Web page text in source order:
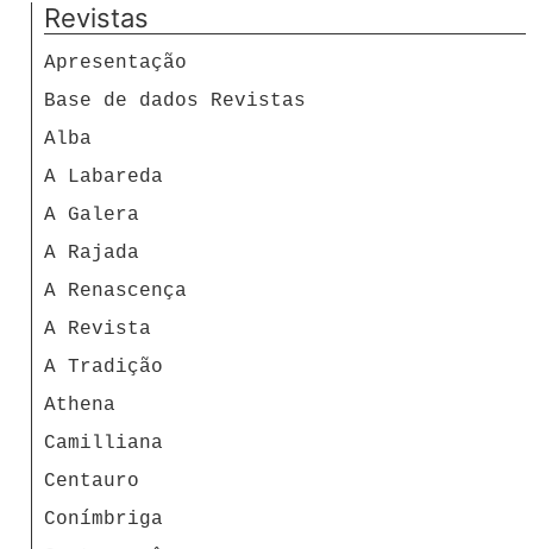
Revistas
Apresentação
Base de dados Revistas
Alba
A Labareda
A Galera
A Rajada
A Renascença
A Revista
A Tradição
Athena
Camilliana
Centauro
Conímbriga